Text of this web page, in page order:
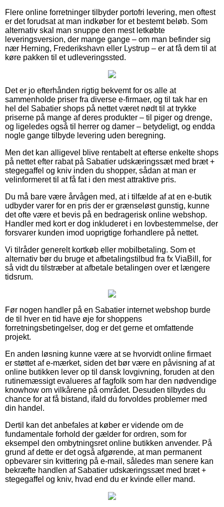
Flere online forretninger tilbyder portofri levering, men oftest
er det forudsat at man indkøber for et bestemt beløb. Som
alternativ skal man snuppe den mest letkøbte
leveringsversion, der mange gange – om man befinder sig
nær Herning, Frederikshavn eller Lystrup – er at få dem til at
køre pakken til et udleveringssted.
Det er jo efterhånden rigtig bekvemt for os alle at
sammenholde priser fra diverse e-firmaer, og til tak har en
hel del Sabatier shops på nettet været nødt til at trykke
priserne på mange af deres produkter – til piger og drenge,
og ligeledes også til herrer og damer – betydeligt, og endda
nogle gange tilbyde levering uden beregning.
Men det kan alligevel blive rentabelt at efterse enkelte shops
på nettet efter rabat på Sabatier udskæringssæt med bræt +
stegegaffel og kniv inden du shopper, sådan at man er
velinformeret til at få fat i den mest attraktive pris.
Du må bare være årvågen med, at i tilfælde af at en e-butik
udbyder varer for en pris der er grænseløst gunstig, kunne
det ofte være et bevis på en bedragerisk online webshop.
Handler med kort er dog inkluderet i en lovbestemmelse, der
forsvarer kunden imod uoprigtige forhandlere på nettet.
Vi tilråder generelt kortkøb eller mobilbetaling. Som et
alternativ bør du bruge et afbetalingstilbud fra fx ViaBill, for
så vidt du tilstræber at afbetale betalingen over et længere
tidsrum.
Før nogen handler på en Sabatier internet webshop burde
de til hver en tid have øje for shoppens
forretningsbetingelser, dog er det gerne et omfattende
projekt.
En anden løsning kunne være at se hvorvidt online firmaet
er støttet af e-mærket, siden det bør være en påvisning af at
online butikken lever op til dansk lovgivning, foruden at den
rutinemæssigt evalueres af fagfolk som har den nødvendige
knowhow om vilkårene på området. Desuden tilbydes du
chance for at få bistand, ifald du forvoldes problemer med
din handel.
Dertil kan det anbefales at køber er vidende om de
fundamentale forhold der gælder for ordren, som for
eksempel den ombytningsret online butikken anvender. På
grund af dette er det også afgørende, at man permanent
opbevarer sin kvittering på e-mail, således man senere kan
bekræfte handlen af Sabatier udskæringssæt med bræt +
stegegaffel og kniv, hvad end du er kvinde eller mand.